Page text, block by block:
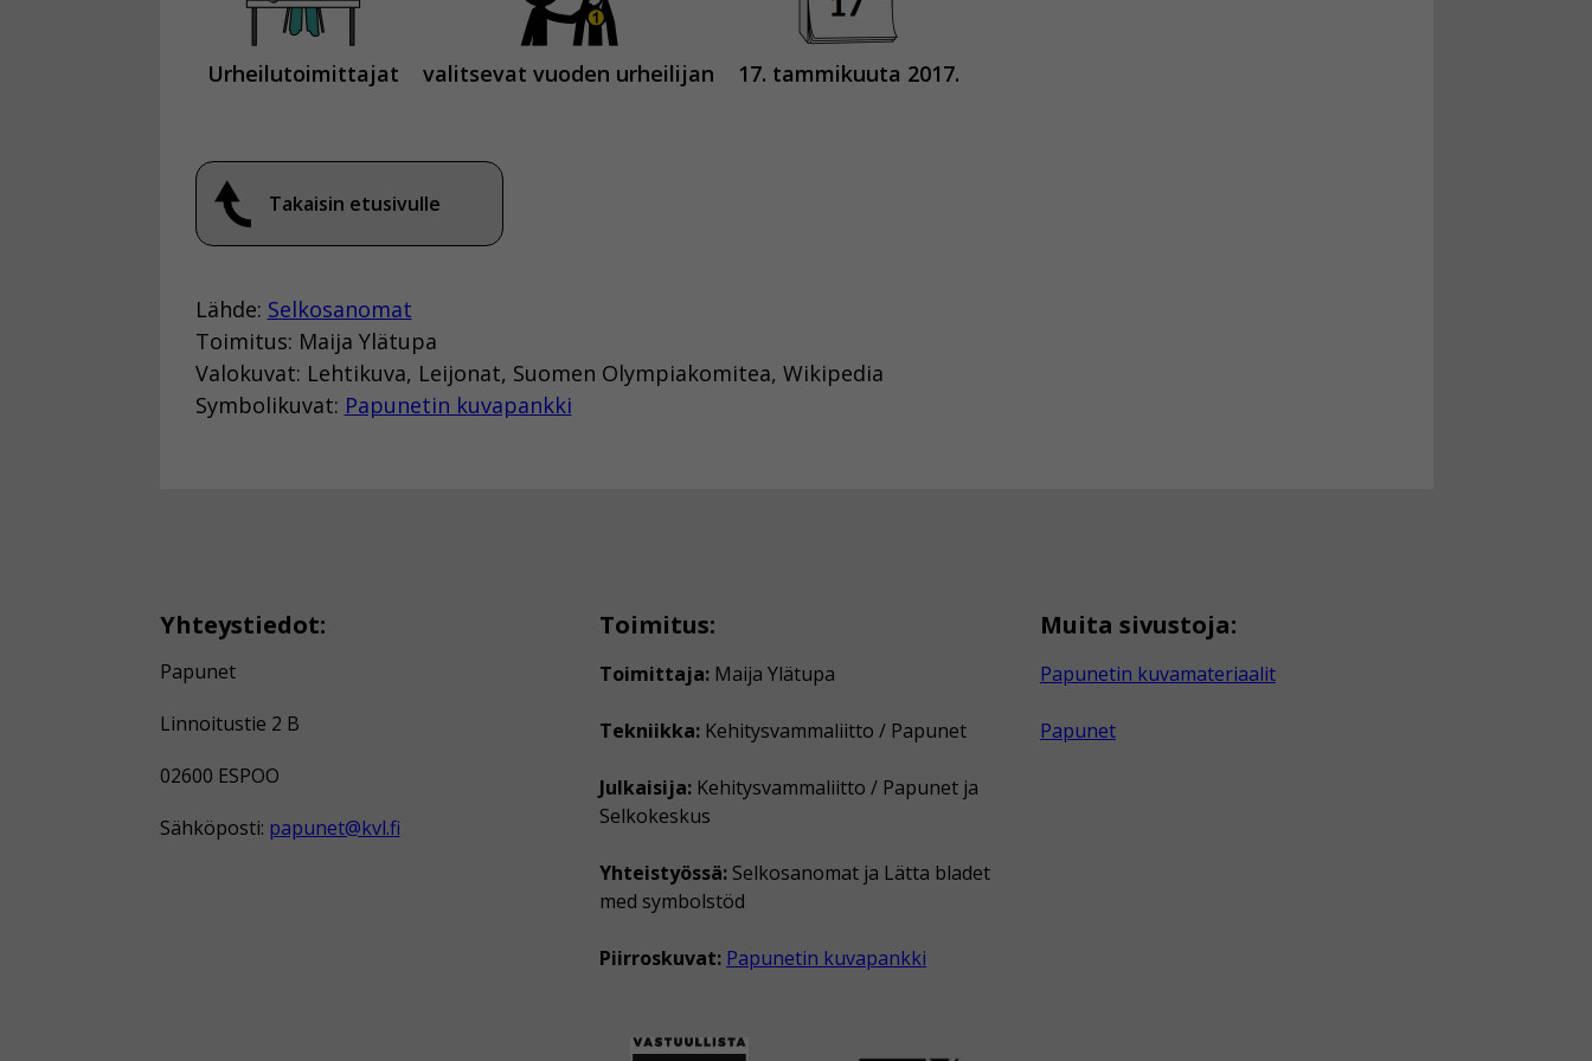
Urheilutoimittajat valitsevat vuoden urheilijan 17. tammikuuta 2017.
Takaisin etusivulle
Lähde: Selkosanomat
Toimitus: Maija Ylätupa
Valokuvat: Lehtikuva, Leijonat, Suomen Olympiakomitea, Wikipedia
Symbolikuvat: Papunetin kuvapankki
Yhteystiedot:
Papunet
Linnoitustie 2 B
02600 ESPOO
Sähköposti: papunet@kvl.fi
Toimitus:
Toimittaja: Maija Ylätupa
Tekniikka: Kehitysvammaliitto / Papunet
Julkaisija: Kehitysvammaliitto / Papunet ja
Selkokeskus
Yhteistyössä: Selkosanomat ja Lätta bladet
med symbolstöd
Piirroskuvat: Papunetin kuvapankki
Muita sivustoja:
Papunetin kuvamateriaalit
Papunet